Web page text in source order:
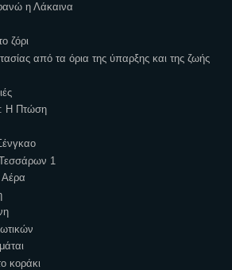
η Λάκαινα
ζόρι
από τα όρια της ύπαρξης και της ζωής
Η Πτώση
1
κοράκι